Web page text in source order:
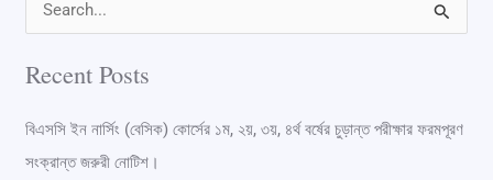
a
Recent Posts
বিএসসি ইন নার্সিং (বেসিক) কোর্সের ১ম, ২য়, ৩য়, ৪র্থ বর্ষের চুড়ান্ত পরীক্ষার ফরমপূরণ
সংক্রান্ত জরুরী নোটিশ।